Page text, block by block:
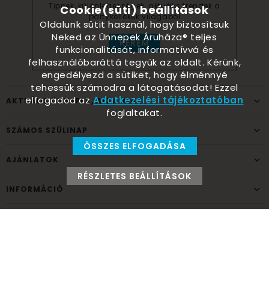
Tippek, különlegességek, aktuális trendek a
partykellékek világából
KÉREM
AKTUÁLIS ÜNNEPEK, ALKALMAK
SZÁMOS SZÜLINAP
AJÁNLATOK
INFORMÁCIÓ
Cookie(süti) beállítások
Oldalunk sütit használ, hogy biztosítsuk
Neked az Ünnepek Áruháza® teljes
funkcionalitását, informatívvá és
felhasználóbaráttá tegyük az oldalt. Kérünk,
engedélyezd a sütiket, hogy élménnyé
tehessük számodra a látogatásodat! Ezzel
elfogadod azAdatkezelési tájékoztatóban
foglaltakat.
ÖSSZES ELFOGADÁSA
RÉSZLETES BEÁLLÍTÁSOK